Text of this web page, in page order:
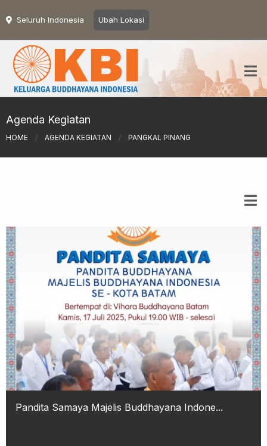
Seluruh Indonesia Ubah Lokasi
Agenda Kegiatan
HOME / AGENDA KEGIATAN / PANGKAL PINANG
Pandita Samaya Majelis Buddhayana Indone...